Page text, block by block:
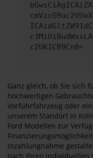
c2UKICB9Cn0=
Ganz gleich, ob Sie sich
hochwertigen
Vorführfahrzeug oder
unserem Standort in
Ford Modellen zur
Inzahlungnahme
nach Ihren individuellen